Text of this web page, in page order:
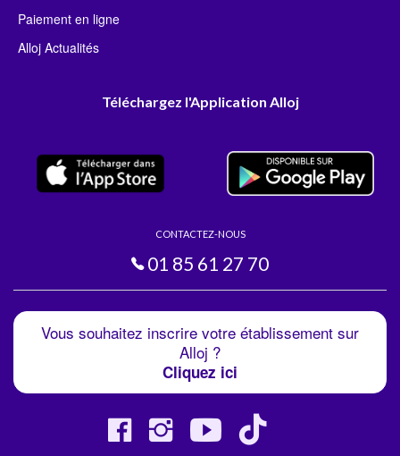
Paiement en ligne
Alloj Actualités
Téléchargez l'Application Alloj
CONTACTEZ-NOUS
01 85 61 27 70
Vous souhaitez inscrire votre établissement sur
Alloj ?
Cliquez ici